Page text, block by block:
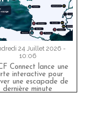
24 Juillet 2026 -
10:06
Connect lance une
interactive pour
une escapade de
dernière minute